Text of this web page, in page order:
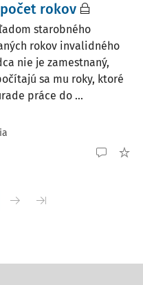
rokov
starobného
rokov invalidného
nie je zamestnaný,
sa mu roky, ktoré
práce do ...